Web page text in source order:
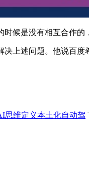
是没有相互合作的
述问题。他说百度
思维定义本土化自动驾